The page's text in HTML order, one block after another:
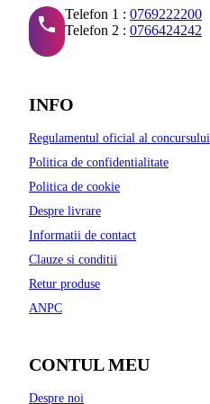
Telefon 1 : 0769222200
Telefon 2 : 0766424242
INFO
Regulamentul oficial al concursului
Politica de confidentialitate
Politica de cookie
Despre livrare
Informatii de contact
Clauze si conditii
Retur produse
ANPC
CONTUL MEU
Despre noi